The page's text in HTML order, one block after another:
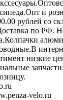
и
рублей со
по РФ.
низкие
velo.ru